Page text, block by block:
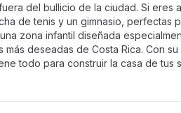
del bullicio de la ciudad. Si
de tenis y un gimnasio, perfectas
zona infantil diseñada
deseadas de Costa Rica. Con
todo para construir la casa de tus